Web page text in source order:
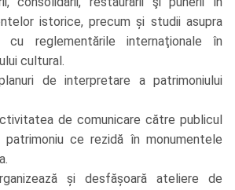
istorice, precum și studii asupra
cu reglementările internaţionale în
cultural.
de interpretare a patrimoniului
de comunicare către publicul
ce rezidă în monumentele
și desfășoară ateliere de